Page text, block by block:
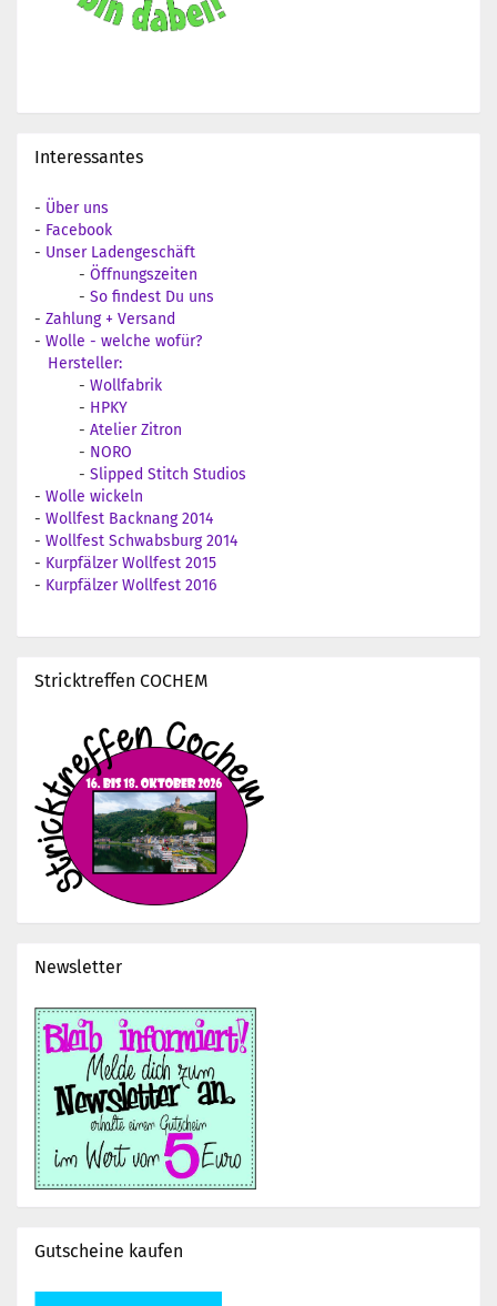
Interessantes
- Über uns
- Facebook
- Unser Ladengeschäft
- Öffnungszeiten
- So findest Du uns
- Zahlung + Versand
- Wolle - welche wofür?
Hersteller:
- Wollfabrik
- HPKY
- Atelier Zitron
- NORO
- Slipped Stitch Studios
- Wolle wickeln
- Wollfest Backnang 2014
- Wollfest Schwabsburg 2014
- Kurpfälzer Wollfest 2015
- Kurpfälzer Wollfest 2016
Stricktreffen COCHEM
Newsletter
Gutscheine kaufen